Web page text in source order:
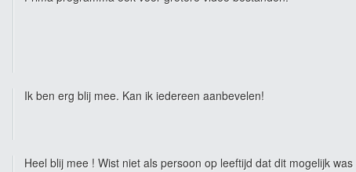
Ik ben erg blij mee. Kan ik iedereen aanbevelen!
Heel blij mee ! Wist niet als persoon op leeftijd dat dit mogelijk was